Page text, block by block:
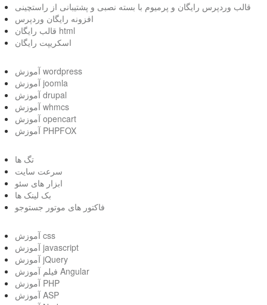
قالب وردپرس رایگان و پرمیوم با بسته نصبی و پشتیبانی از راستچینی
افزونه رایگان وردپرس
قالب رایگان html
اسکریپت رایگان
آموزش wordpress
آموزش joomla
آموزش drupal
آموزش whmcs
آموزش opencart
آموزش PHPFOX
تگ ها
سرعت سایت
ابزار های سئو
بک لینک ها
فاکتور های موتور جستوجو
آموزش css
آموزش javascript
آموزش jQuery
فیلم آموزش Angular
آموزش PHP
آموزش ASP